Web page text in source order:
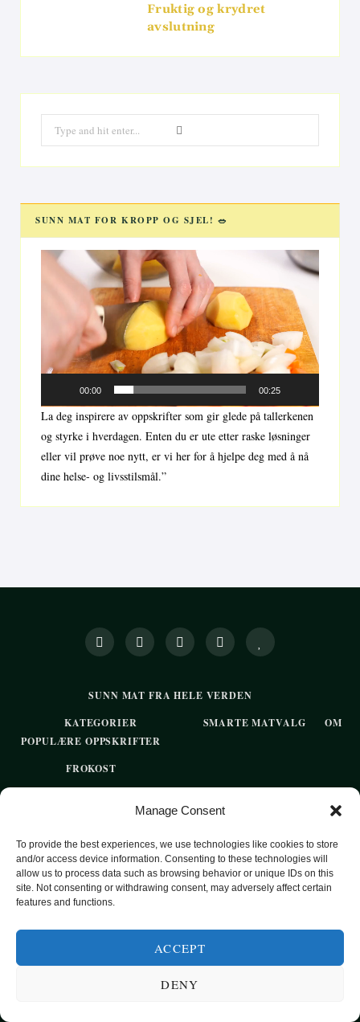
Manage Consent
To provide the best experiences, we use technologies like cookies to store
and/or access device information. Consenting to these technologies will
allow us to process data such as browsing behavior or unique IDs on this
site. Not consenting or withdrawing consent, may adversely affect certain
features and functions.
ACCEPT
DENY
Fruktig og krydret
avslutning
for:
SUNN MAT FOR KROPP OG SJEL! 🥗
Videoavspiller
00:00 00:25
La deg inspirere av oppskrifter som gir glede på tallerkenen
og styrke i hverdagen. Enten du er ute etter raske løsninger
eller vil prøve noe nytt, er vi her for å hjelpe deg med å nå
dine helse- og livsstilsmål.”
SUNN MAT FRA HELE VERDEN
KATEGORIER
POPULÆRE OPPSKRIFTER
FROKOST
SUPPER
EKSOTISKE SMAKER
MAT FOR VEGETARIANERE
SUNN HVERDAGSMAT
SMARTE MATVALG OM